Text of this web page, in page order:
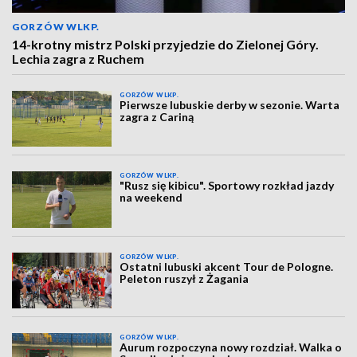
GORZÓW WLKP.
14-krotny mistrz Polski przyjedzie do Zielonej Góry.
Lechia zagra z Ruchem
GORZÓW WLKP.
Pierwsze lubuskie derby w sezonie. Warta
zagra z Cariną
GORZÓW WLKP.
"Rusz się kibicu". Sportowy rozkład jazdy
na weekend
GORZÓW WLKP.
Ostatni lubuski akcent Tour de Pologne.
Peleton ruszył z Żagania
GORZÓW WLKP.
Aurum rozpoczyna nowy rozdział. Walka o